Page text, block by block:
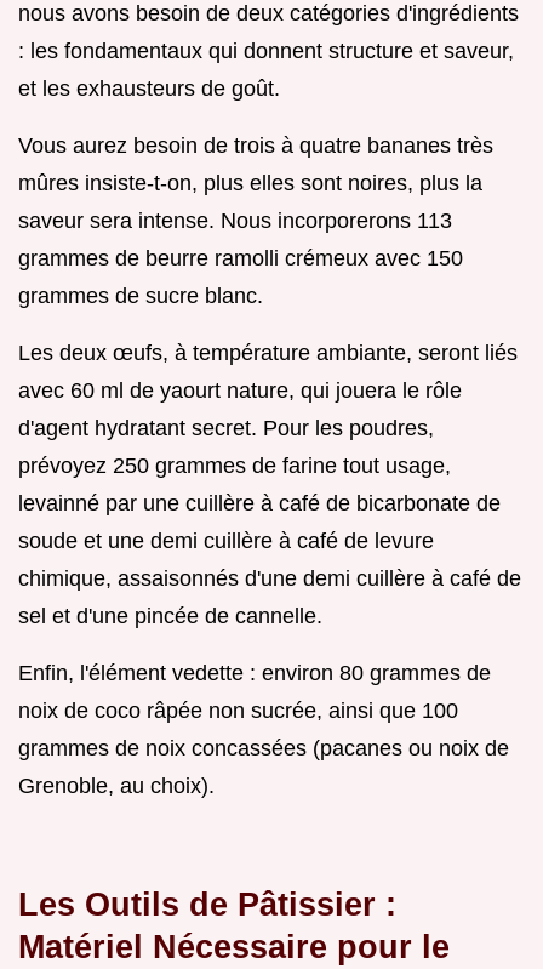
nous avons besoin de deux catégories d'ingrédients
: les fondamentaux qui donnent structure et saveur,
et les exhausteurs de goût.
Vous aurez besoin de trois à quatre bananes très
mûres insiste-t-on, plus elles sont noires, plus la
saveur sera intense. Nous incorporerons 113
grammes de beurre ramolli crémeux avec 150
grammes de sucre blanc.
Les deux œufs, à température ambiante, seront liés
avec 60 ml de yaourt nature, qui jouera le rôle
d'agent hydratant secret. Pour les poudres,
prévoyez 250 grammes de farine tout usage,
levainné par une cuillère à café de bicarbonate de
soude et une demi cuillère à café de levure
chimique, assaisonnés d'une demi cuillère à café de
sel et d'une pincée de cannelle.
Enfin, l'élément vedette : environ 80 grammes de
noix de coco râpée non sucrée, ainsi que 100
grammes de noix concassées (pacanes ou noix de
Grenoble, au choix).
Les Outils de Pâtissier :
Matériel Nécessaire pour le